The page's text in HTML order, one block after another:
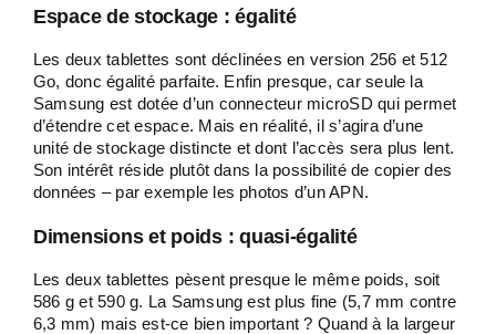
Espace de stockage : égalité
Les deux tablettes sont déclinées en version 256 et 512
Go, donc égalité parfaite. Enfin presque, car seule la
Samsung est dotée d’un connecteur microSD qui permet
d’étendre cet espace. Mais en réalité, il s’agira d’une
unité de stockage distincte et dont l’accès sera plus lent.
Son intérêt réside plutôt dans la possibilité de copier des
données – par exemple les photos d’un APN.
Dimensions et poids : quasi-égalité
Les deux tablettes pèsent presque le même poids, soit
586 g et 590 g. La Samsung est plus fine (5,7 mm contre
6,3 mm) mais est-ce bien important ? Quand à la largeur